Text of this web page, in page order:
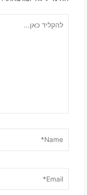
כאן...